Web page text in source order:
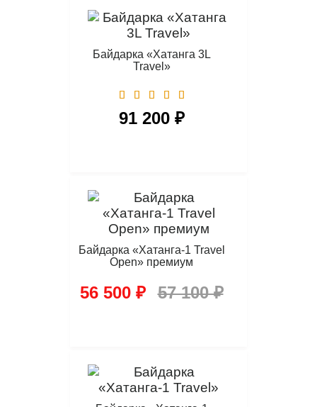
Байдарка «Хатанга 3L
Travel»
91 200 ₽
Байдарка «Хатанга-1 Travel
Open» премиум
56 500 ₽ 57 100 ₽